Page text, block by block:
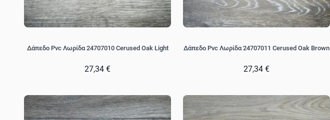
Δάπεδο Pvc Λωρίδα 24707010 Cerused Oak Light
27,34 €
Δάπεδο Pvc Λωρίδα 24707011 Cerused Oak Brown
27,34 €